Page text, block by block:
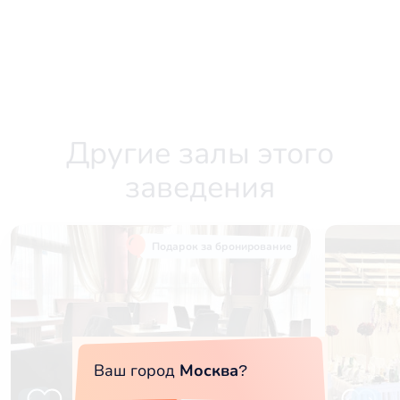
Другие залы этого
заведения
Ваш город Москва?